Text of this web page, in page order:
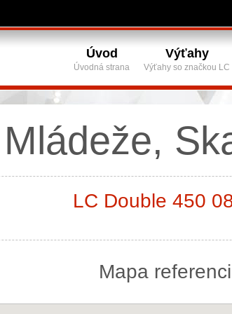
Úvod
Úvodná strana
Výťahy
Výťahy so značkou LC
LC Double 450
Mapa